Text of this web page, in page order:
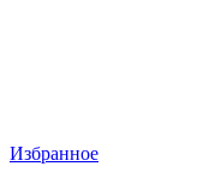
Избранное